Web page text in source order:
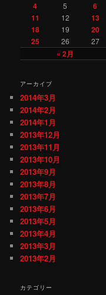
« 2月
4
5 6
11
12 13
18
19 20
25
26 27
アーカイブ
2014年3月
2014年2月
2014年1月
2013年12月
2013年11月
2013年10月
2013年9月
2013年8月
2013年7月
2013年6月
2013年5月
2013年4月
2013年3月
2013年2月
カテゴリー